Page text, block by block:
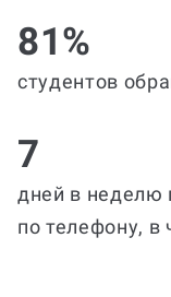
81%
студентов
7
дней в неделю
по телефону, в